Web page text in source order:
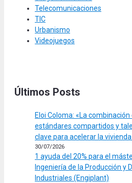
Telecomunicaciones
TIC
Urbanismo
Videojuegos
Últimos Posts
Eloi Coloma: «La
estándares compartidos y
clave para acelerar la
30/07/2026
1 ayuda del 20% para el
Ingeniería de la Producción y
Industriales (Engiplant)